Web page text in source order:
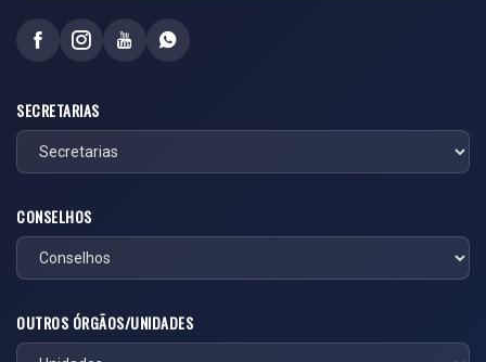
SECRETARIAS
CONSELHOS
OUTROS ÓRGÃOS/UNIDADES